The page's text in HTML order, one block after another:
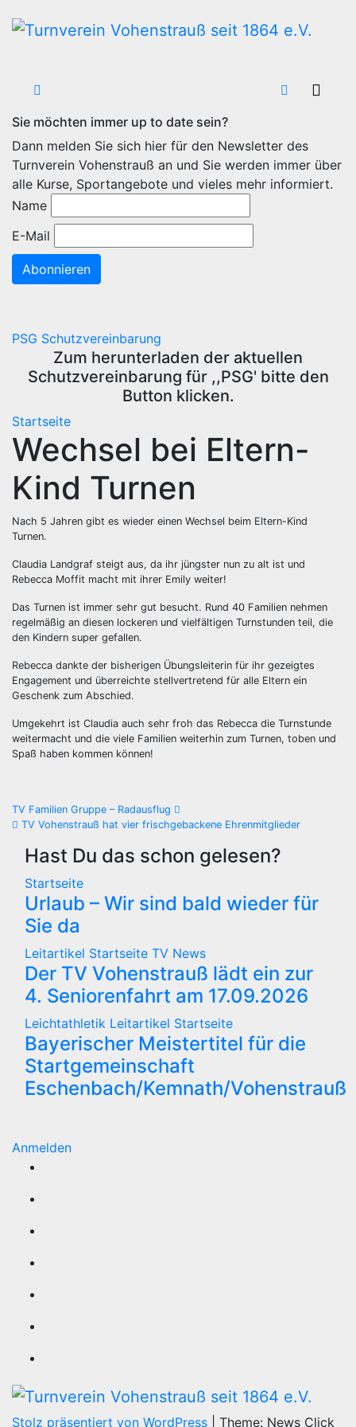
Inhalt
Sie möchten immer up to date sein?
Dann melden Sie sich hier für den Newsletter des
Turnverein Vohenstrauß an und Sie werden immer über
alle Kurse, Sportangebote und vieles mehr informiert.
Name
E-Mail
Abonnieren
PSG Schutzvereinbarung
Zum herunterladen der aktuellen
Schutzvereinbarung für ,,PSG' bitte den
Button klicken.
Startseite
Wechsel bei Eltern-
Kind Turnen
Nach 5 Jahren gibt es wieder einen Wechsel beim Eltern-Kind
Turnen.
Claudia Landgraf steigt aus, da ihr jüngster nun zu alt ist und
Rebecca Moffit macht mit ihrer Emily weiter!
Das Turnen ist immer sehr gut besucht. Rund 40 Familien nehmen
regelmäßig an diesen lockeren und vielfältigen Turnstunden teil, die
den Kindern super gefallen.
Rebecca dankte der bisherigen Übungsleiterin für ihr gezeigtes
Engagement und überreichte stellvertretend für alle Eltern ein
Geschenk zum Abschied.
Umgekehrt ist Claudia auch sehr froh das Rebecca die Turnstunde
weitermacht und die viele Familien weiterhin zum Turnen, toben und
Spaß haben kommen können!
Beitragsnavigation
TV Familien Gruppe – Radausflug
TV Vohenstrauß hat vier frischgebackene Ehrenmitglieder
Hast Du das schon gelesen?
Startseite
Urlaub – Wir sind bald wieder für
Sie da
Leitartikel Startseite TV News
Der TV Vohenstrauß lädt ein zur
4. Seniorenfahrt am 17.09.2026
Leichtathletik Leitartikel Startseite
Bayerischer Meistertitel für die
Startgemeinschaft
Eschenbach/Kemnath/Vohenstrauß
Anmelden
Stolz präsentiert von WordPress Theme: News Click